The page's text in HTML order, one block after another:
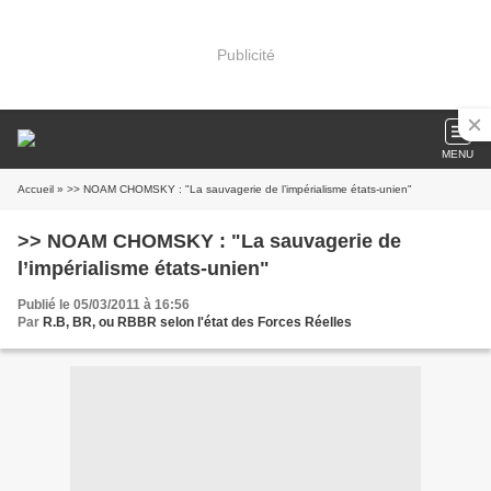
Publicité
MENU
Accueil » >> NOAM CHOMSKY : "La sauvagerie de l’impérialisme états-unien"
>> NOAM CHOMSKY : "La sauvagerie de
l’impérialisme états-unien"
Publié le 05/03/2011 à 16:56
Par R.B, BR, ou RBBR selon l'état des Forces Réelles